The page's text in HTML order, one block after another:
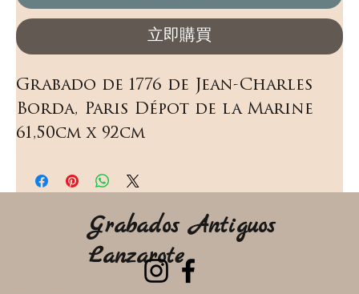
立即購買
Grabado de 1776 de Jean-Charles
Borda, Paris Dépot de la Marine
61,50cm x 92cm
Grabados Antiguos
Lanzarote